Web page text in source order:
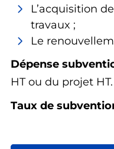
L’acquisition
travaux ;
Le
Dépense
HT ou du projet HT.
Taux de